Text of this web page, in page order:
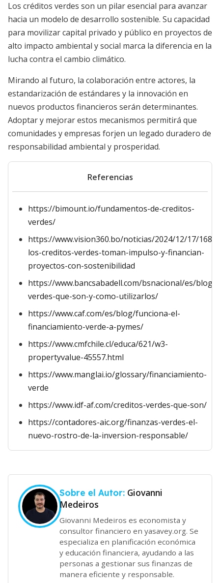
Los créditos verdes son un pilar esencial para avanzar
hacia un modelo de desarrollo sostenible. Su capacidad
para movilizar capital privado y público en proyectos de
alto impacto ambiental y social marca la diferencia en la
lucha contra el cambio climático.
Mirando al futuro, la colaboración entre actores, la
estandarización de estándares y la innovación en
nuevos productos financieros serán determinantes.
Adoptar y mejorar estos mecanismos permitirá que
comunidades y empresas forjen un legado duradero de
responsabilidad ambiental y prosperidad.
Referencias
https://bimount.io/fundamentos-de-creditos-
verdes/
https://www.vision360.bo/noticias/2024/12/17/
los-creditos-verdes-toman-impulso-y-financian-
proyectos-con-sostenibilidad
https://www.bancsabadell.com/bsnacional/es/blog/
verdes-que-son-y-como-utilizarlos/
https://www.caf.com/es/blog/funciona-el-
financiamiento-verde-a-pymes/
https://www.cmfchile.cl/educa/621/w3-
propertyvalue-45557.html
https://www.manglai.io/glossary/financiamiento-
verde
https://www.idf-af.com/creditos-verdes-que-son/
https://contadores-aic.org/finanzas-verdes-el-
nuevo-rostro-de-la-inversion-responsable/
Sobre el Autor: Giovanni
Medeiros
Giovanni Medeiros es economista y
consultor financiero en yasavey.org. Se
especializa en planificación económica
y educación financiera, ayudando a las
personas a gestionar sus finanzas de
manera eficiente y responsable.